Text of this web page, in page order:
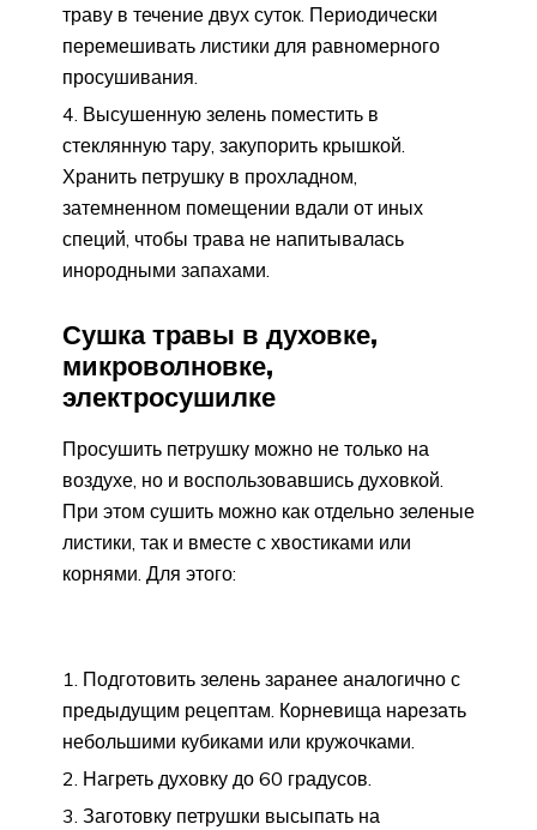
траву в течение двух суток. Периодически
перемешивать листики для равномерного
просушивания.
Высушенную зелень поместить в
стеклянную тару, закупорить крышкой.
Хранить петрушку в прохладном,
затемненном помещении вдали от иных
специй, чтобы трава не напитывалась
инородными запахами.
Сушка травы в духовке,
микроволновке,
электросушилке
Просушить петрушку можно не только на
воздухе, но и воспользовавшись духовкой.
При этом сушить можно как отдельно зеленые
листики, так и вместе с хвостиками или
корнями. Для этого:
Подготовить зелень заранее аналогично с
предыдущим рецептам. Корневища нарезать
небольшими кубиками или кружочками.
Нагреть духовку до 60 градусов.
Заготовку петрушки высыпать на